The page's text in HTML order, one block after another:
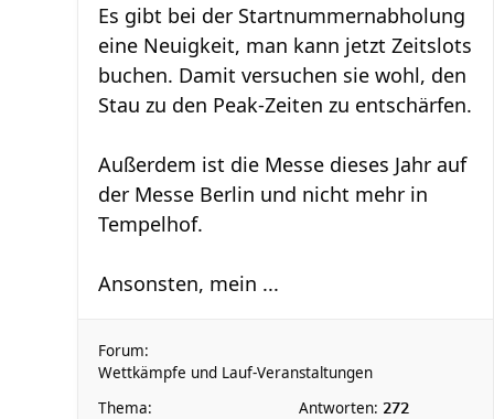
Es gibt bei der Startnummernabholung
eine Neuigkeit, man kann jetzt Zeitslots
buchen. Damit versuchen sie wohl, den
Stau zu den Peak-Zeiten zu entschärfen.
Außerdem ist die Messe dieses Jahr auf
der Messe Berlin und nicht mehr in
Tempelhof.
Ansonsten, mein ...
Forum:
Wettkämpfe und Lauf-Veranstaltungen
Thema:
Antworten: 272